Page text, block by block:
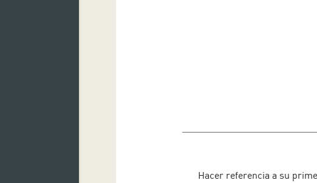
Hacer referencia a su